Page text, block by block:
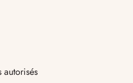
autorisés